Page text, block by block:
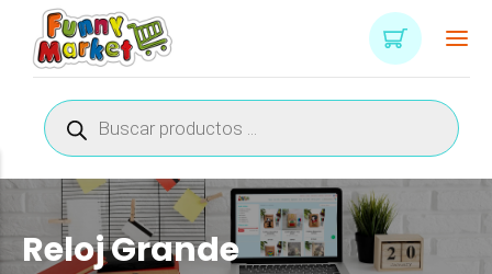
Búsqueda
de
productos
Reloj Grande